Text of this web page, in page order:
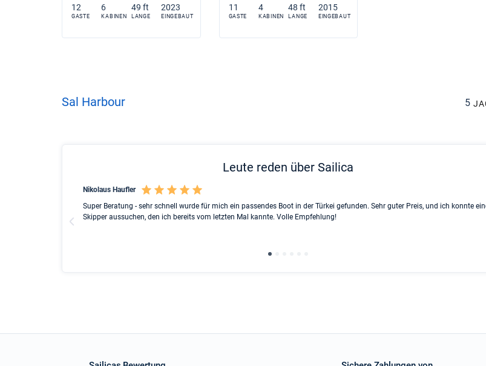
12
GASTE
6
KABINEN
49 ft
LANGE
2023
EINGEBAUT
11
GASTE
4
KABINEN
48 ft
LANGE
2015
EINGEBAUT
Sal Harbour 5
Leute reden über Sailica
Nikolaus Haufler
Super Beratung - sehr schnell wurde für mich ein passendes Boot in der Türkei gefunden. Sehr guter Preis, und ich konnte
Skipper aussuchen, den ich bereits vom letzten Mal kannte. Volle Empfehlung!